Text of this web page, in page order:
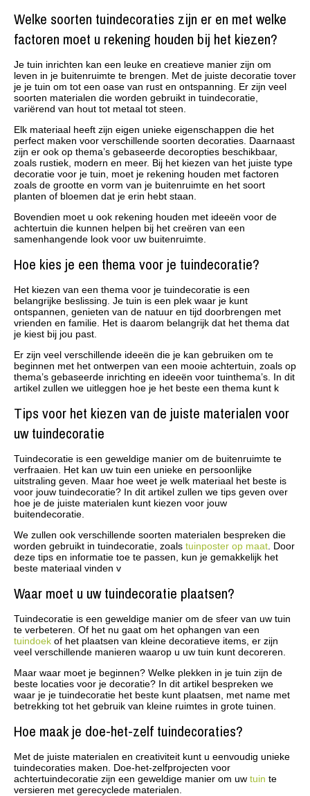
Welke soorten tuindecoraties zijn er en met welke
factoren moet u rekening houden bij het kiezen?
Je tuin inrichten kan een leuke en creatieve manier zijn om
leven in je buitenruimte te brengen. Met de juiste decoratie tover
je je tuin om tot een oase van rust en ontspanning. Er zijn veel
soorten materialen die worden gebruikt in tuindecoratie,
variërend van hout tot metaal tot steen.
Elk materiaal heeft zijn eigen unieke eigenschappen die het
perfect maken voor verschillende soorten decoraties. Daarnaast
zijn er ook op thema’s gebaseerde decoropties beschikbaar,
zoals rustiek, modern en meer. Bij het kiezen van het juiste type
decoratie voor je tuin, moet je rekening houden met factoren
zoals de grootte en vorm van je buitenruimte en het soort
planten of bloemen dat je erin hebt staan.
Bovendien moet u ook rekening houden met ideeën voor de
achtertuin die kunnen helpen bij het creëren van een
samenhangende look voor uw buitenruimte.
Hoe kies je een thema voor je tuindecoratie?
Het kiezen van een thema voor je tuindecoratie is een
belangrijke beslissing. Je tuin is een plek waar je kunt
ontspannen, genieten van de natuur en tijd doorbrengen met
vrienden en familie. Het is daarom belangrijk dat het thema dat
je kiest bij jou past.
Er zijn veel verschillende ideeën die je kan gebruiken om te
beginnen met het ontwerpen van een mooie achtertuin, zoals op
thema’s gebaseerde inrichting en ideeën voor tuinthema’s. In dit
artikel zullen we uitleggen hoe je het beste een thema kunt k
Tips voor het kiezen van de juiste materialen voor
uw tuindecoratie
Tuindecoratie is een geweldige manier om de buitenruimte te
verfraaien. Het kan uw tuin een unieke en persoonlijke
uitstraling geven. Maar hoe weet je welk materiaal het beste is
voor jouw tuindecoratie? In dit artikel zullen we tips geven over
hoe je de juiste materialen kunt kiezen voor jouw
buitendecoratie.
We zullen ook verschillende soorten materialen bespreken die
worden gebruikt in tuindecoratie, zoals tuinposter op maat . Door
deze tips en informatie toe te passen, kun je gemakkelijk het
beste materiaal vinden v
Waar moet u uw tuindecoratie plaatsen?
Tuindecoratie is een geweldige manier om de sfeer van uw tuin
te verbeteren. Of het nu gaat om het ophangen van een
tuindoek of het plaatsen van kleine decoratieve items, er zijn
veel verschillende manieren waarop u uw tuin kunt decoreren.
Maar waar moet je beginnen? Welke plekken in je tuin zijn de
beste locaties voor je decoratie? In dit artikel bespreken we
waar je je tuindecoratie het beste kunt plaatsen, met name met
betrekking tot het gebruik van kleine ruimtes in grote tuinen.
Hoe maak je doe-het-zelf tuindecoraties?
Met de juiste materialen en creativiteit kunt u eenvoudig unieke
tuindecoraties maken. Doe-het-zelfprojecten voor
achtertuindecoratie zijn een geweldige manier om uw tuin te
versieren met gerecyclede materialen.